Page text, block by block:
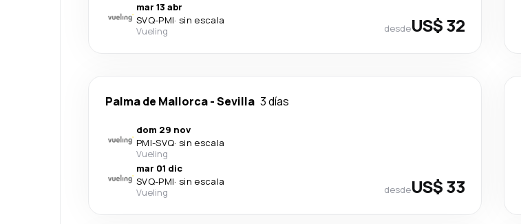
mar 13 abr
SVQ-PMI· sin escala
Vueling
desdeUS$ 32
Palma de Mallorca-Sevilla 3 días
dom 29 nov
PMI-SVQ· sin escala
Vueling
mar 01 dic
SVQ-PMI· sin escala
Vueling
desdeUS$ 33